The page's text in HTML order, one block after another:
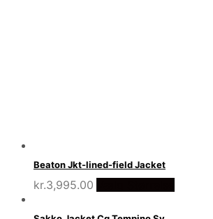
Beaton Jkt-lined-field Jacket
kr.3,995.00